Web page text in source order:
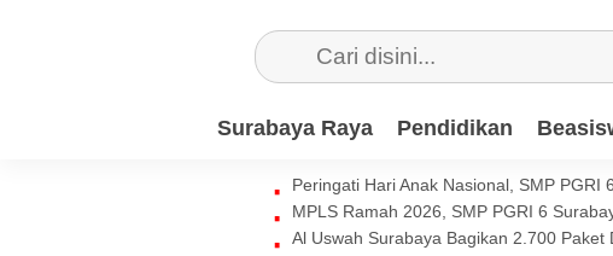
Surabaya Raya Pendidikan
Peringati Hari Anak Nasional, SMP PGRI
MPLS Ramah 2026, SMP PGRI 6
Al Uswah Surabaya Bagikan 2.700 Paket